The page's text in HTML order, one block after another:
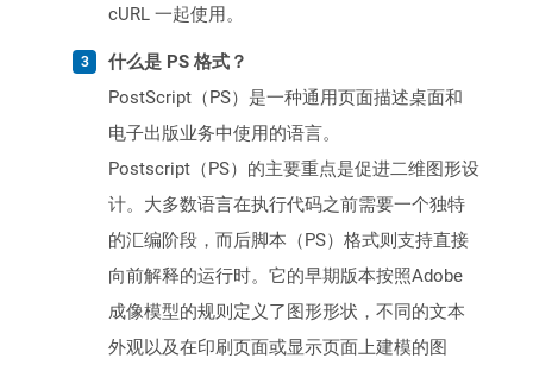
cURL 一起使用。
什么是 PS 格式？
PostScript（PS）是一种通用页面描述桌面和
电子出版业务中使用的语言。
Postscript（PS）的主要重点是促进二维图形设
计。大多数语言在执行代码之前需要一个独特
的汇编阶段，而后脚本（PS）格式则支持直接
向前解释的运行时。它的早期版本按照Adobe
成像模型的规则定义了图形形状，不同的文本
外观以及在印刷页面或显示页面上建模的图